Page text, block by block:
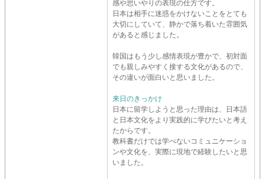
感や思いやりの表現の仕方です。
日本は相手に迷惑をかけないことをとても
大切にしていて、静かで落ち着いた雰囲気
があると感じました。
韓国はもう少し感情表現が豊かで、初対面
でも親しみやすく接する文化があるので、
その違いが面白いと思いました。
来日のきっかけ
日本に留学しようと思った理由は、日本語
と日本文化をより実践的に学びたいと考え
たからです。
教科書だけでは学べないコミュニケーショ
ンや文化を、実際に現地で経験したいと思
いました。